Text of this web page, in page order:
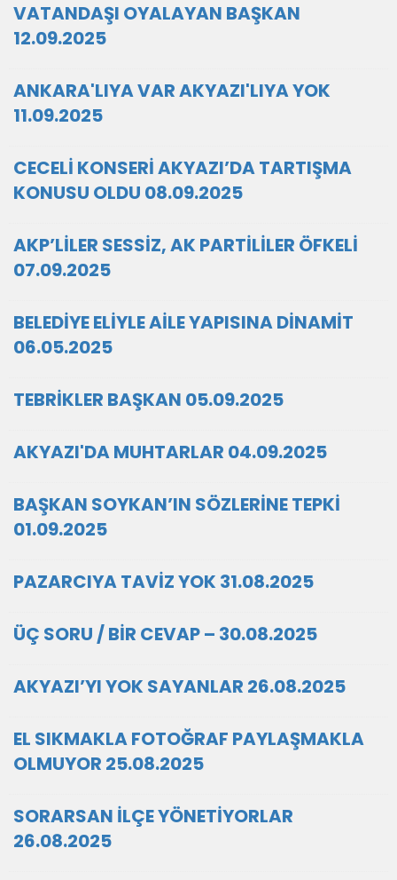
VATANDAŞI OYALAYAN BAŞKAN
12.09.2025
ANKARA'LIYA VAR AKYAZI'LIYA YOK
11.09.2025
CECELİ KONSERİ AKYAZI’DA TARTIŞMA
KONUSU OLDU 08.09.2025
AKP’LİLER SESSİZ, AK PARTİLİLER ÖFKELİ
07.09.2025
BELEDİYE ELİYLE AİLE YAPISINA DİNAMİT
06.05.2025
TEBRİKLER BAŞKAN 05.09.2025
AKYAZI'DA MUHTARLAR 04.09.2025
BAŞKAN SOYKAN’IN SÖZLERİNE TEPKİ
01.09.2025
PAZARCIYA TAVİZ YOK 31.08.2025
ÜÇ SORU / BİR CEVAP – 30.08.2025
AKYAZI’YI YOK SAYANLAR 26.08.2025
EL SIKMAKLA FOTOĞRAF PAYLAŞMAKLA
OLMUYOR 25.08.2025
SORARSAN İLÇE YÖNETİYORLAR
26.08.2025